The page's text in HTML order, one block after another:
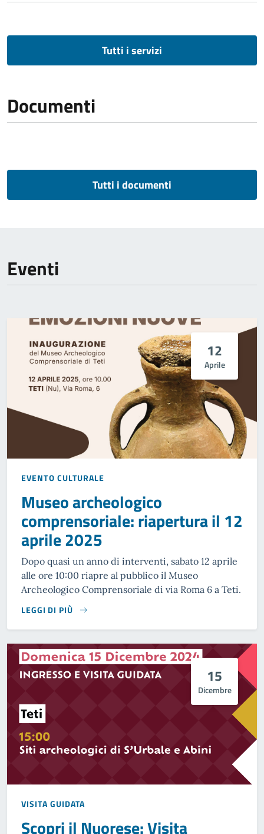
Tutti i servizi
Documenti
Tutti i documenti
Eventi
12
Aprile
EVENTO CULTURALE
Museo archeologico
comprensoriale: riapertura il 12
aprile 2025
Dopo quasi un anno di interventi, sabato 12 aprile
alle ore 10:00 riapre al pubblico il Museo
Archeologico Comprensoriale di via Roma 6 a Teti.
LEGGI DI PIÙ
15
Dicembre
VISITA GUIDATA
Scopri il Nuorese: Visita